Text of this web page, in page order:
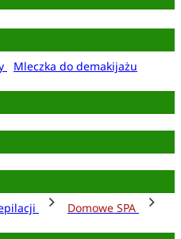
Mleczka do demakijażu
Domowe SPA